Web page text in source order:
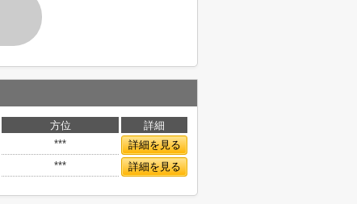
方位
詳細
***
詳細を見る
*** 詳細を見る